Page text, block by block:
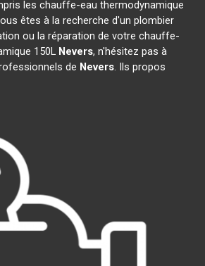
les chauffe-eau thermodynamique
êtes à la recherche d'un plombier
ou la réparation de votre chauffe-
150L Nevers, n'hésitez pas à
de Nevers. Ils propos